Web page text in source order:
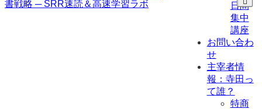
日間
集中
講座
お問い合わ
せ
主宰者情
報：寺田っ
て誰？
特商